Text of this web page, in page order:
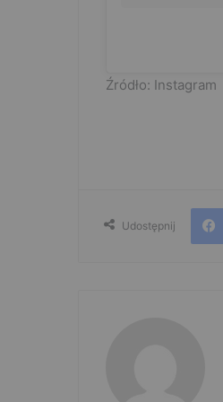
Źródło: Instagram
Udostępnij